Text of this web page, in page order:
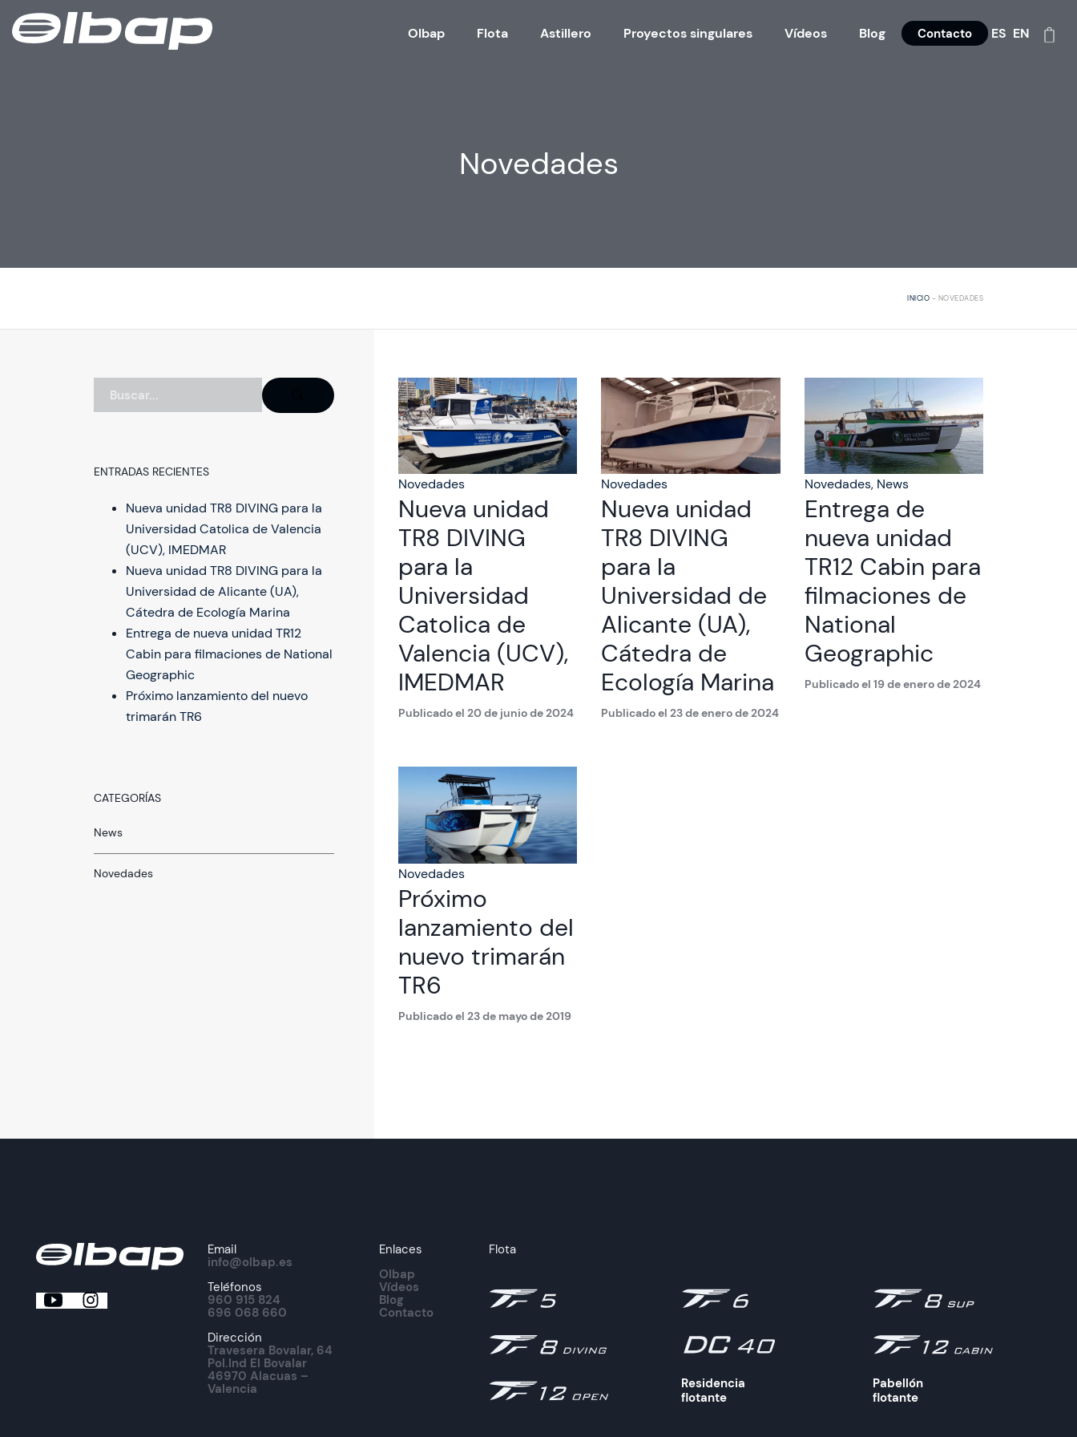
Olbap Flota Astillero Proyectos singulares Vídeos Blog Contacto ES EN
Novedades
INICIO - NOVEDADES
Novedades
Nueva unidad
TR8 DIVING
para la
Universidad
Catolica de
Valencia (UCV),
IMEDMAR
Publicado el 20 de junio de 2024
Novedades
Nueva unidad
TR8 DIVING
para la
Universidad de
Alicante (UA),
Cátedra de
Ecología Marina
Publicado el 23 de enero de 2024
Novedades, News
Entrega de
nueva unidad
TR12 Cabin para
filmaciones de
National
Geographic
Publicado el 19 de enero de 2024
Novedades
Próximo
lanzamiento del
nuevo trimarán
TR6
Publicado el 23 de mayo de 2019
ENTRADAS RECIENTES
Nueva unidad TR8 DIVING para la
Universidad Catolica de Valencia
(UCV), IMEDMAR
Nueva unidad TR8 DIVING para la
Universidad de Alicante (UA),
Cátedra de Ecología Marina
Entrega de nueva unidad TR12
Cabin para filmaciones de National
Geographic
Próximo lanzamiento del nuevo
trimarán TR6
CATEGORÍAS
News
Novedades
Email
info@olbap.es
Teléfonos
960 915 824
696 068 660
Dirección
Travesera Bovalar, 64
Pol.Ind El Bovalar
46970 Alacuas –
Valencia
Enlaces
Olbap
Vídeos
Blog
Contacto
Flota
Residencia
flotante
Pabellón
flotante